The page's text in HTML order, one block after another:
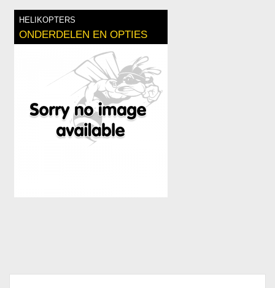
HELIKOPTERS
ONDERDELEN EN OPTIES